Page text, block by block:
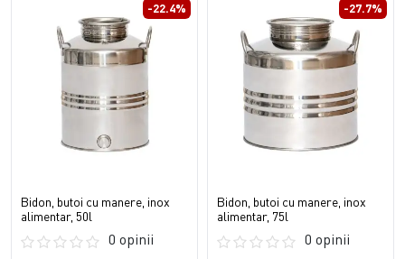
-22.4%
Bidon, butoi cu manere, inox
alimentar, 50l
0 opinii
-27.7%
Bidon, butoi cu manere, inox
alimentar, 75l
0 opinii